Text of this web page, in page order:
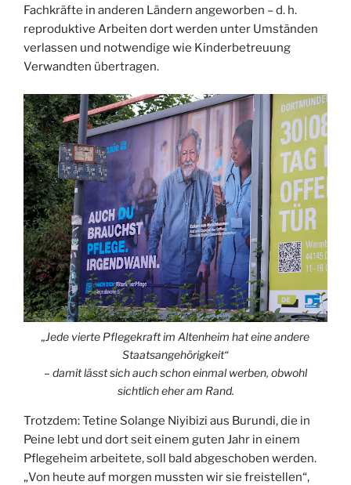
Fachkräfte in anderen Ländern angeworben – d. h.
reproduktive Arbeiten dort werden unter Umständen
verlassen und notwendige wie Kinderbetreuung
Verwandten übertragen.
„Jede vierte Pflegekraft im Altenheim hat eine andere
Staatsangehörigkeit“
– damit lässt sich auch schon einmal werben, obwohl
sichtlich eher am Rand.
Trotzdem: Tetine Solange Niyibizi aus Burundi, die in
Peine lebt und dort seit einem guten Jahr in einem
Pflegeheim arbeitete, soll bald abgeschoben werden.
„Von heute auf morgen mussten wir sie freistellen“,